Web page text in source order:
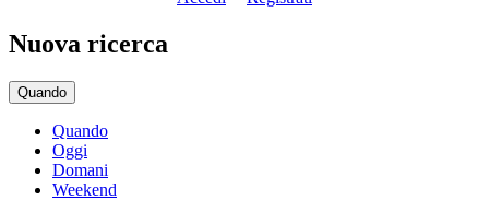
Nuova ricerca
Quando
Quando
Oggi
Domani
Weekend